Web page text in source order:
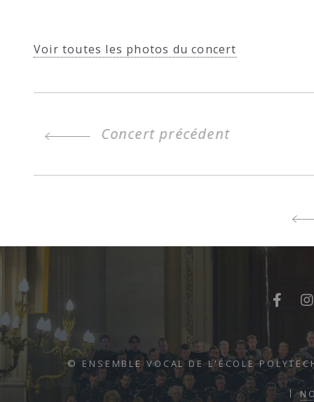
Voir toutes les photos du concert
Concert précédent
© ENSEMBLE VOCAL DE L'ÉCOLE